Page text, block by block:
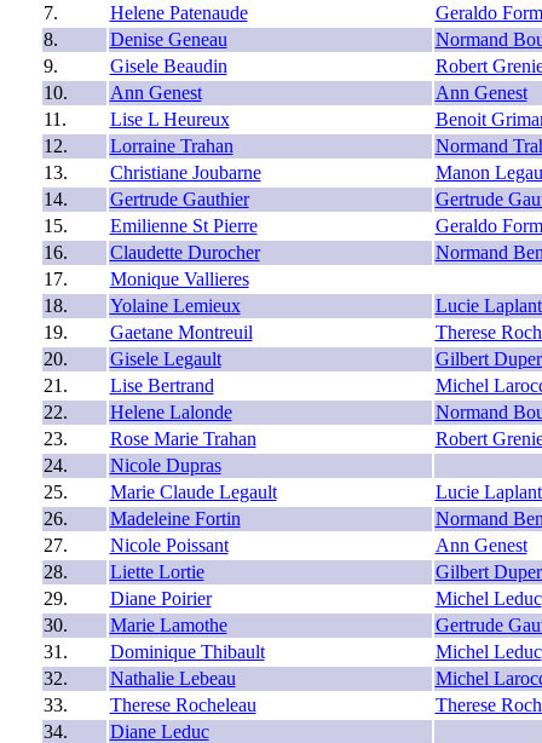
7.
Helene Patenaude
Geraldo
8.
Denise Geneau
Normand
9.
Gisele Beaudin
Robert
10.
Ann Genest
Ann Genest
11.
Lise L Heureux
Benoit
12.
Lorraine Trahan
Normand
13.
Christiane Joubarne
Manon
14.
Gertrude Gauthier
Gertrude
15.
Emilienne St Pierre
Geraldo
16.
Claudette Durocher
Normand
17.
Monique Vallieres
18.
Yolaine Lemieux
Lucie
19.
Gaetane Montreuil
Therese
20.
Gisele Legault
Gilbert
21.
Lise Bertrand
Michel
22.
Helene Lalonde
Normand
23.
Rose Marie Trahan
Robert
24.
Nicole Dupras
25.
Marie Claude Legault
Lucie
26.
Madeleine Fortin
Normand
27.
Nicole Poissant
Ann Genest
28.
Liette Lortie
Gilbert
29.
Diane Poirier
Michel Leduc
30.
Marie Lamothe
Gertrude
31.
Dominique Thibault
Michel Leduc
32.
Nathalie Lebeau
Michel
33.
Therese Rocheleau
Therese
34.
Diane Leduc